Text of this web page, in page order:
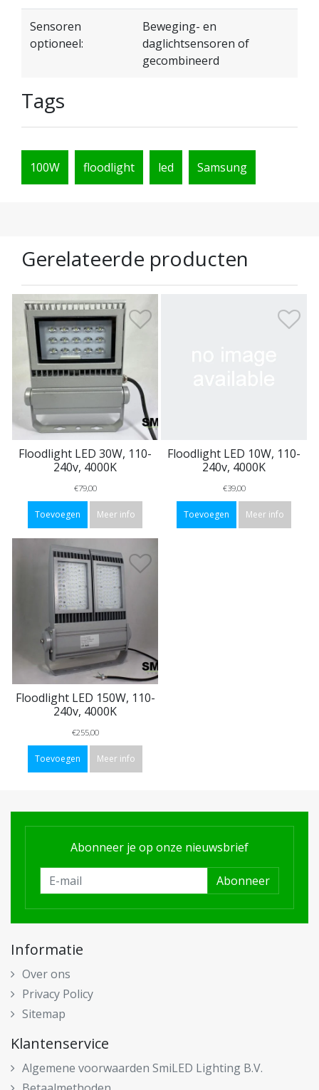
Sensoren
optioneel:
Beweging- en
daglichtsensoren of
gecombineerd
Tags
100W floodlight led Samsung
Gerelateerde producten
Floodlight LED 30W, 110-
240v, 4000K
€79,00
Toevoegen Meer info
Floodlight LED 10W, 110-
240v, 4000K
€39,00
Toevoegen Meer info
Floodlight LED 150W, 110-
240v, 4000K
€255,00
Toevoegen Meer info
Abonneer je op onze nieuwsbrief
Abonneer
Informatie
Over ons
Privacy Policy
Sitemap
Klantenservice
Algemene voorwaarden SmiLED Lighting B.V.